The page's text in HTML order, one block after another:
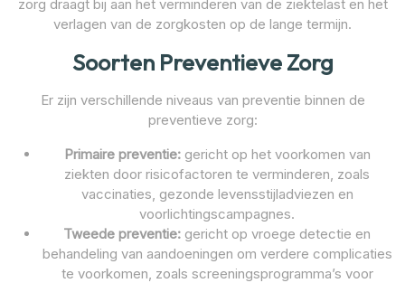
zorg draagt bij aan het verminderen van de ziektelast en het
verlagen van de zorgkosten op de lange termijn.
Soorten Preventieve Zorg
Er zijn verschillende niveaus van preventie binnen de
preventieve zorg:
Primaire preventie:gericht op het voorkomen van
ziekten door risicofactoren te verminderen, zoals
vaccinaties, gezonde levensstijladviezen en
voorlichtingscampagnes.
Tweede preventie: gericht op vroege detectie en
behandeling van aandoeningen om verdere complicaties
te voorkomen, zoals screeningsprogramma’s voor